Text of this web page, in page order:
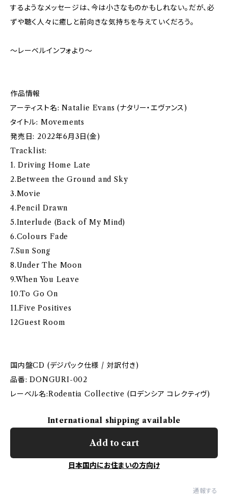
するようなメッセージは、今は小さなものかもしれない。だが、必
ずや聴く人々に癒しと前向きな気持ちを与えていくだろう。
～レーベルインフォより～
作品情報
アーティスト名: Natalie Evans (ナタリー・エヴァンス)
タイトル: Movements
発売日: 2022年6月3日(金)
Tracklist:
1. Driving Home Late
2.Between the Ground and Sky
3.Movie
4.Pencil Drawn
5.Interlude (Back of My Mind)
6.Colours Fade
7.Sun Song
8.Under The Moon
9.When You Leave
10.To Go On
11.Five Positives
12Guest Room
国内盤CD (デジパック仕様 / 対訳付き)
品番: DONGURI-002
レーベル名:Rodentia Collective (ロデンシア コレクティヴ)
International shipping available
Add to cart
日本国内にお住まいの方向け
通報する